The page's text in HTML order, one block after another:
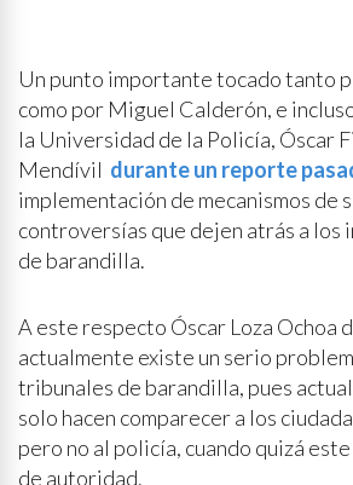
Un punto importante tocado tanto
como por Miguel Calderón, e
la Universidad de la Policía, Óscar
Mendívil durante un reporte
implementación de mecanismos de
controversías que dejen atrás a los
de barandilla.
A este respecto Óscar Loza Ochoa
actualmente existe un serio
tribunales de barandilla, pues
solo hacen comparecer a los
pero no al policía, cuando quizá
de autoridad.